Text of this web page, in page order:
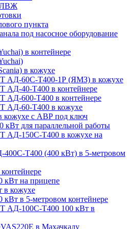
ЛВЖ
пункта
под насосное оборудование
в контейнере
в кожухе
АД-60С-Т400-1Р (ЯМЗ) в кожухе
АД-40-Т400 в контейнере
АД-600-Т400 в контейнере
АД-60-Т400 в кожухе
кожухе с АВР под ключ
кВт для параллельной работы
АД-150С-Т400 в кожухе на
400С-Т400 (400 кВт) в 5-метровом
кВт на прицепе
в кожухе
кВт в 5-метровом контейнере
АД-100С-Т400 100 кВт в
в Махачкалу